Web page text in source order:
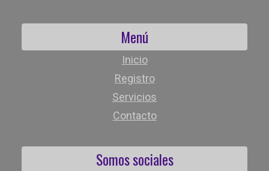
Menú
Inicio
Registro
Servicios
Contacto
Somos sociales